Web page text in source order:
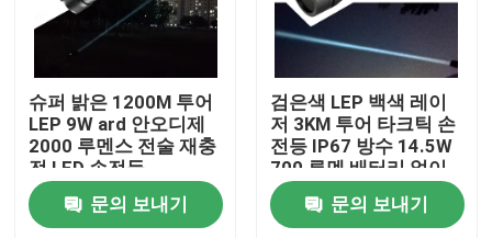
집
슈퍼 밝은 1200M 투어
LEP 9W ard 안오디제
2000 루멘스 전술 재충
전 LED 손전등
문의 보내기
검은색 LEP 백색 레이
저 3KM 투어 타크틱 손
전등 IP67 방수 14.5W
700 루멘 배터리 없이
문의 보내기